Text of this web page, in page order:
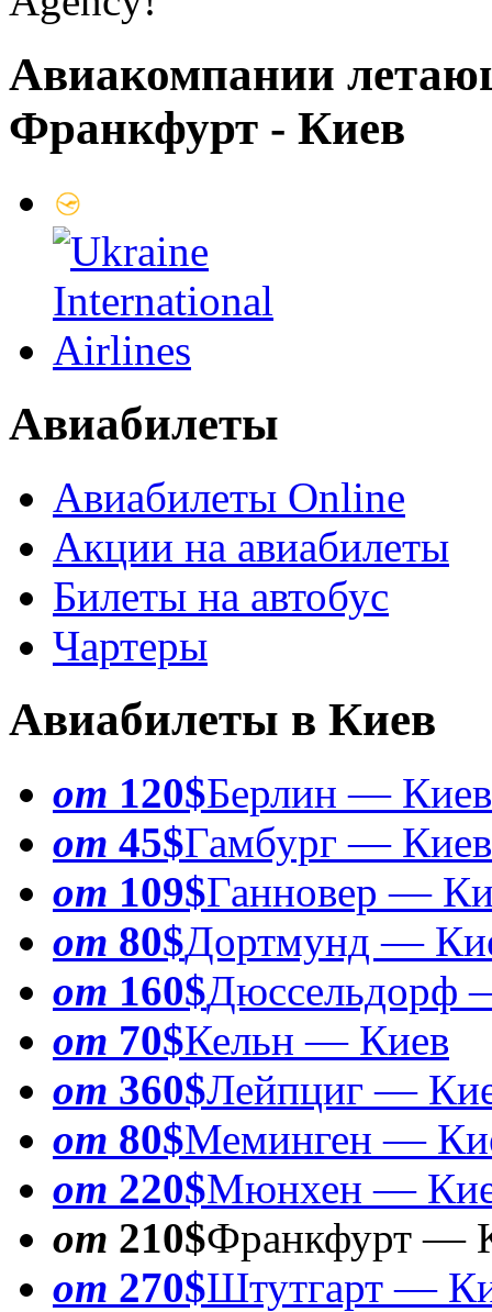
Авиакомпании
Франкфурт - Киев
Авиабилеты
Авиабилеты Online
Акции на авиабилеты
Билеты на автобус
Чартеры
Авиабилеты в Киев
от 120$Берлин — Киев
от 45$Гамбург — Киев
от 109$Ганновер —
от 80$Дортмунд —
от 160$Дюссельдорф
от 70$Кельн — Киев
от 360$Лейпциг —
от 80$Меминген —
от 220$Мюнхен —
от 210$Франкфурт —
от 270$Штутгарт —